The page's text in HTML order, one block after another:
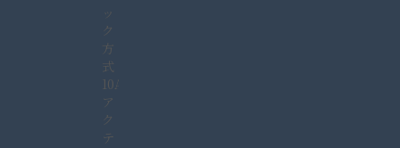
ッ
ク
方
式
10A
ア
ク
テ